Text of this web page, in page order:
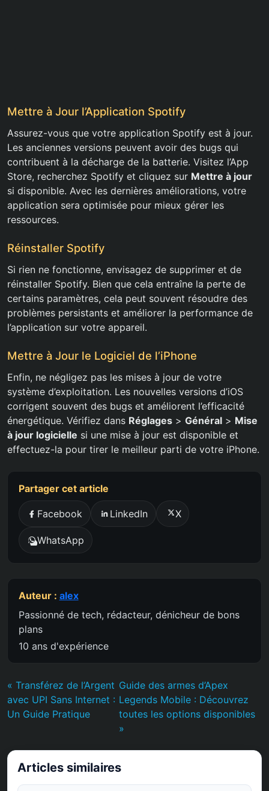
Mettre à Jour l’Application Spotify
Assurez-vous que votre application Spotify est à jour.
Les anciennes versions peuvent avoir des bugs qui
contribuent à la décharge de la batterie. Visitez l’App
Store, recherchez Spotify et cliquez sur Mettre à jour
si disponible. Avec les dernières améliorations, votre
application sera optimisée pour mieux gérer les
ressources.
Réinstaller Spotify
Si rien ne fonctionne, envisagez de supprimer et de
réinstaller Spotify. Bien que cela entraîne la perte de
certains paramètres, cela peut souvent résoudre des
problèmes persistants et améliorer la performance de
l’application sur votre appareil.
Mettre à Jour le Logiciel de l’iPhone
Enfin, ne négligez pas les mises à jour de votre
système d’exploitation. Les nouvelles versions d’iOS
corrigent souvent des bugs et améliorent l’efficacité
énergétique. Vérifiez dans Réglages > Général > Mise
à jour logicielle si une mise à jour est disponible et
effectuez-la pour tirer le meilleur parti de votre iPhone.
Partager cet article
Facebook LinkedIn X
WhatsApp
Auteur : alex
Passionné de tech, rédacteur, dénicheur de bons
plans
10 ans d'expérience
« Transférez de l’Argent
avec UPI Sans Internet :
Un Guide Pratique
Guide des armes d’Apex
Legends Mobile : Découvrez
toutes les options disponibles
»
Articles similaires